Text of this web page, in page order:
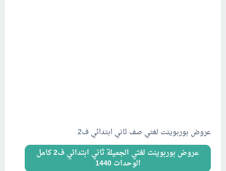
عروض بوربوينت لغتي صف ثاني ابتدائي ف2
عروض بوربوينت لغتي الجميلة ثاني ابتدائي ف2 كامل
الوحدات 1440